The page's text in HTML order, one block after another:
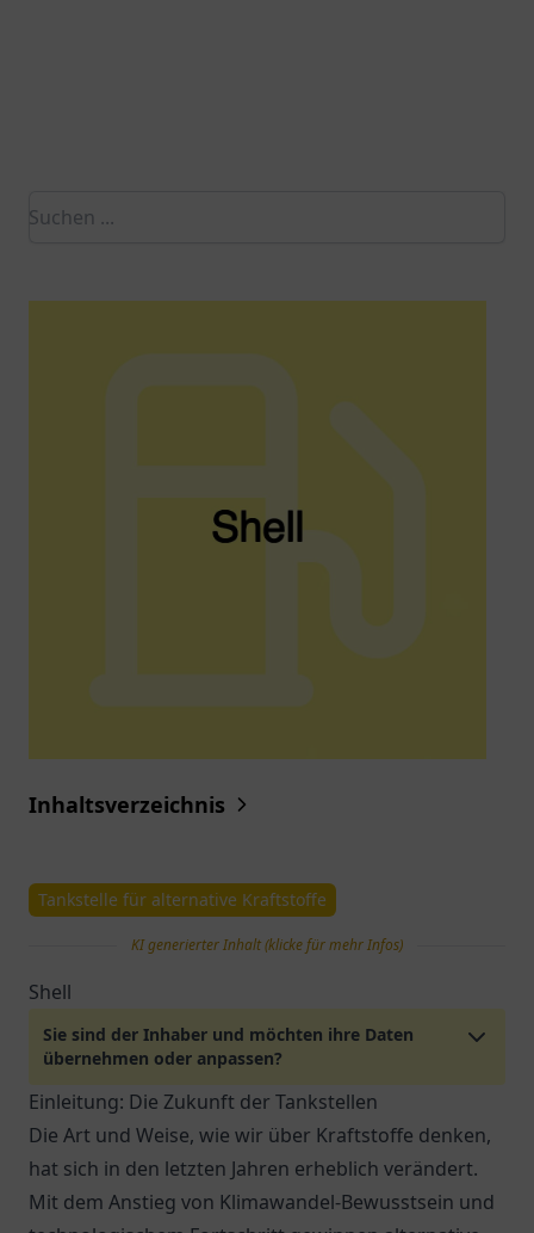
Inhaltsverzeichnis
Tankstelle für alternative Kraftstoffe
KI generierter Inhalt (klicke für mehr Infos)
Shell
Sie sind der Inhaber und möchten ihre Daten
übernehmen oder anpassen?
Einleitung: Die Zukunft der Tankstellen
Die Art und Weise, wie wir über Kraftstoffe denken,
hat sich in den letzten Jahren erheblich verändert.
Mit dem Anstieg von Klimawandel-Bewusstsein und